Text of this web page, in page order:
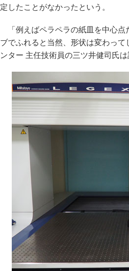
定したことがなかったという。
「例えばペラペラの紙皿を中心点
ブでふれると当然、形状は変わっ
ンター 主任技術員の三ツ井健司氏は